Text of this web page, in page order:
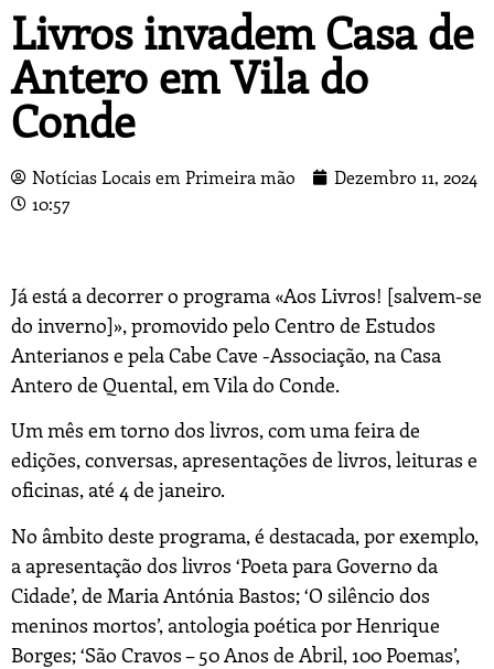
Livros invadem Casa de
Antero em Vila do
Conde
Notícias Locais em Primeira mão
Dezembro 11, 2024
10:57
Já está a decorrer o programa «Aos Livros! [salvem-se
do inverno]», promovido pelo Centro de Estudos
Anterianos e pela Cabe Cave -Associação, na Casa
Antero de Quental, em Vila do Conde.
Um mês em torno dos livros, com uma feira de
edições, conversas, apresentações de livros, leituras e
oficinas, até 4 de janeiro.
No âmbito deste programa, é destacada, por exemplo,
a apresentação dos livros ‘Poeta para Governo da
Cidade’, de Maria Antónia Bastos; ‘O silêncio dos
meninos mortos’, antologia poética por Henrique
Borges; ‘São Cravos – 50 Anos de Abril, 100 Poemas’,